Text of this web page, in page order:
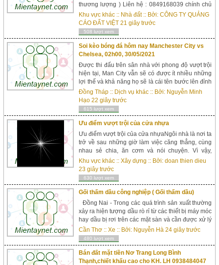
thương lượng ) Liên hệ : 0849168039 chính chủ
Diện tích : 160 m2 Tổng diện tích sử dụng : 256m
Vị trí : + Nhà gần ủy ban tân Vĩnh hiệp tân uyên
Bình Dương + Đường trước nhà là 4m ngay ngoài
đường, bên hông 8m oto đi lại...
Khu vực khác :: Nhà đất:: Bởi:CÔNG TY QUẢNG
CÁO ĐẤT VIỆT 21 giây trước
508 lượt xem
Soi kèo bóng đá hôm nay Manchester City vs
Chelsea, 02h00, 30/05/2021
Được thi đấu trên sân nhà với phong độ vượt trội
hiện tại, Man City vẫn sẽ có được ít nhiều những
lợi thế và khả năng họ sẽ là cái tên bước lên đỉnh
Châu Âu năm nay.Tin bóng đá WELLBET hôm
nay sẽ đưa ra những nhận định bóng đá, tỷ lệ soi
kèo, đặt cược kèo bóng đá Manchester City vs
Chelsea&nb...
Đồng Tháp :: Dịch vụ khác :: Bởi: Nguyễn Minh
Hạo 22 giây trước
615 lượt xem
Ưu điểm vượt trội của cửa nhựa
Ưu điểm vượt trội của cửa nhựaNgôi nhà là nơi ta
trở về sau những giờ làm việc căng thẳng, cùng
nhau sẻ chia, ăn cơm và nói chuyện. Vì vậy,
không chỉ kiến trúc ngôi nhà mà tất cả nội thất,
các thiết bị trong nhà đều đư...
Khu vực khác ::Xây dựng :: Bởi:doan thien dieu
23 giây trước
630 lượt xem
Gối thấm dầu công nghiệp ( Gối thấm dầu)
Đồng Nai - Trong các quá trình sản xuất thường
xảy ra hiện tượng dầu rò rỉ từ các thiết bị máy móc
hay dầu bị rơi trên các mặt sàn và cần được xử lý
để đảm bảo mỹ quan cũng như không ảnh hưởng
đến quá trình sản xuất. Gối thấm dầu công nghiệp
nanoPIL23 ( gối thấm dầu ) sẽ giúp bạn giả quyết
tất cả các vấn ...
Cần Thơ ::Xe :: Bởi: Nguyễn Hà 24 giây trước
480 lượt xem
Bán đất mặt tiền Nơ Trang Long Bình
Thạnh,chiết khấu cao cho KH. LH 0938484047